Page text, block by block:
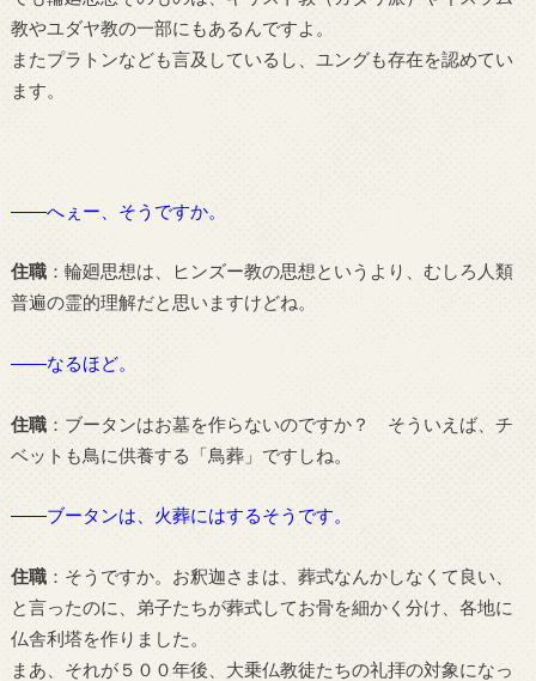
教やユダヤ教の一部にもあるんですよ。
またプラトンなども言及しているし、ユングも存在を認めてい
ます。
――へぇー、そうですか。
住職：輪廻思想は、ヒンズー教の思想というより、むしろ人類
普遍の霊的理解だと思いますけどね。
――なるほど。
住職：ブータンはお墓を作らないのですか？ そういえば、チ
ベットも鳥に供養する「鳥葬」ですしね。
――ブータンは、火葬にはするそうです。
住職：そうですか。お釈迦さまは、葬式なんかしなくて良い、
と言ったのに、弟子たちが葬式してお骨を細かく分け、各地に
仏舎利塔を作りました。
まあ、それが５００年後、大乗仏教徒たちの礼拝の対象になっ